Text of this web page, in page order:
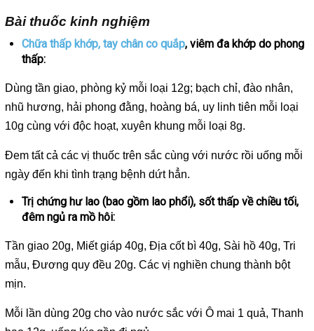
Bài thuốc kinh nghiệm
Chữa thấp khớp, tay chân co quắp, viêm đa khớp do phong
thấp:
Dùng tần giao, phòng kỷ mỗi loại 12g; bạch chỉ, đào nhân,
nhũ hương, hải phong đằng, hoàng bá, uy linh tiên mỗi loại
10g cùng với độc hoạt, xuyên khung mỗi loại 8g.
Đem tất cả các vị thuốc trên sắc cùng với nước rồi uống mỗi
ngày đến khi tình trạng bệnh dứt hẳn.
Trị chứng hư lao (bao gồm lao phổi), sốt thấp về chiều tối,
đêm ngủ ra mồ hôi:
Tần giao 20g, Miết giáp 40g, Địa cốt bì 40g, Sài hồ 40g, Tri
mẫu, Đương quy đều 20g. Các vị nghiền chung thành bột
mịn.
Mỗi lần dùng 20g cho vào nước sắc với Ô mai 1 quả, Thanh